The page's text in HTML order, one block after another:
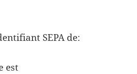
SEPA de:
est